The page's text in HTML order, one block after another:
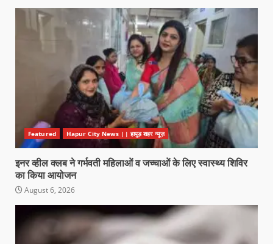
Featured Hapur City News || हापुड़ शहर न्यूज़
इनर व्हील क्लब ने गर्भवती महिलाओं व जच्चाओं के लिए स्वास्थ्य शिविर
का किया आयोजन
August 6, 2026